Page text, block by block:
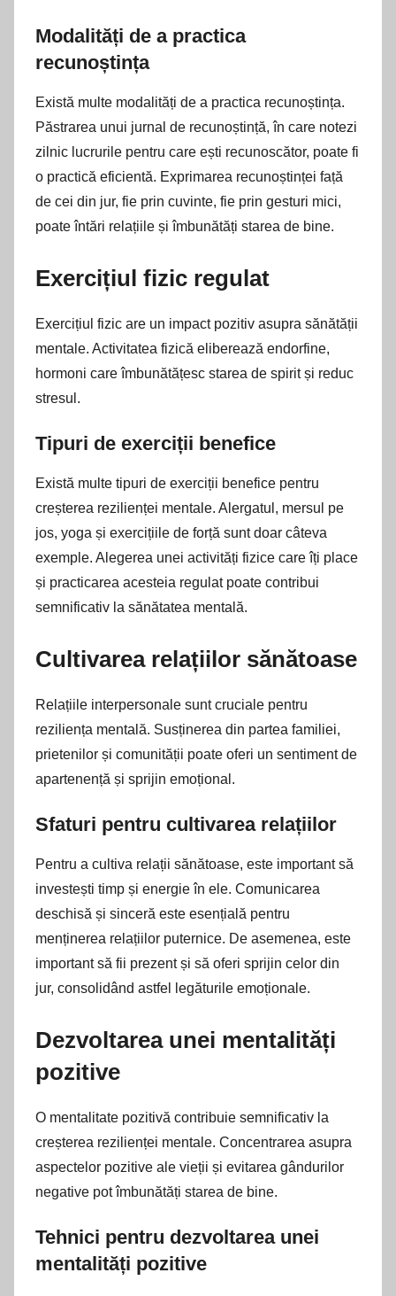
Modalități de a practica
recunoștința
Există multe modalități de a practica recunoștința.
Păstrarea unui jurnal de recunoștință, în care notezi
zilnic lucrurile pentru care ești recunoscător, poate fi
o practică eficientă. Exprimarea recunoștinței față
de cei din jur, fie prin cuvinte, fie prin gesturi mici,
poate întări relațiile și îmbunătăți starea de bine.
Exercițiul fizic regulat
Exercițiul fizic are un impact pozitiv asupra sănătății
mentale. Activitatea fizică eliberează endorfine,
hormoni care îmbunătățesc starea de spirit și reduc
stresul.
Tipuri de exerciții benefice
Există multe tipuri de exerciții benefice pentru
creșterea rezilienței mentale. Alergatul, mersul pe
jos, yoga și exercițiile de forță sunt doar câteva
exemple. Alegerea unei activități fizice care îți place
și practicarea acesteia regulat poate contribui
semnificativ la sănătatea mentală.
Cultivarea relațiilor sănătoase
Relațiile interpersonale sunt cruciale pentru
reziliența mentală. Susținerea din partea familiei,
prietenilor și comunității poate oferi un sentiment de
apartenență și sprijin emoțional.
Sfaturi pentru cultivarea relațiilor
Pentru a cultiva relații sănătoase, este important să
investești timp și energie în ele. Comunicarea
deschisă și sinceră este esențială pentru
menținerea relațiilor puternice. De asemenea, este
important să fii prezent și să oferi sprijin celor din
jur, consolidând astfel legăturile emoționale.
Dezvoltarea unei mentalități
pozitive
O mentalitate pozitivă contribuie semnificativ la
creșterea rezilienței mentale. Concentrarea asupra
aspectelor pozitive ale vieții și evitarea gândurilor
negative pot îmbunătăți starea de bine.
Tehnici pentru dezvoltarea unei
mentalități pozitive